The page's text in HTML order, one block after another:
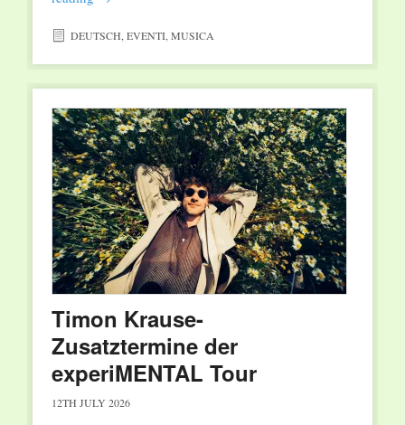
DEUTSCH,EVENTI,MUSICA
Timon Krause-
Zusatztermine der
experiMENTAL Tour
12TH JULY 2026